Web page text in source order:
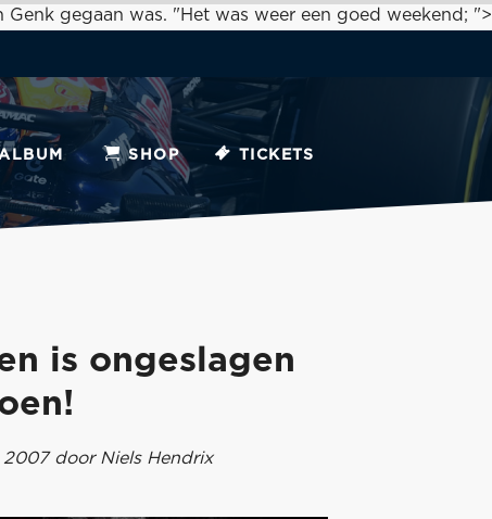
gegaan was. "Het was weer een goed weekend; ">
SHOP TICKETS
is ongeslagen
door Niels Hendrix